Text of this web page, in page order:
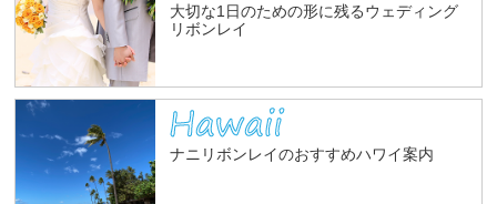
大切な1日のための形に残るウェディング
リボンレイ
ナニリボンレイのおすすめハワイ案内